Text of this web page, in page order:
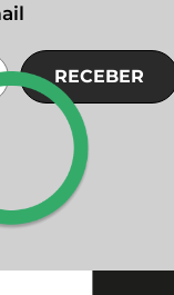
RECEBER